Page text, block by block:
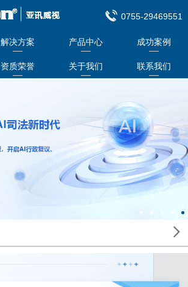
0755-29469551
解决方案 产品中心 成功案例
资质荣誉 关于我们 联系我们
